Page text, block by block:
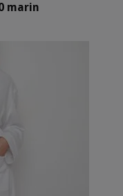
marin